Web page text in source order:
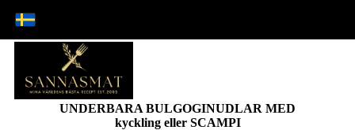
UNDERBARA BULGOGINUDLAR MED
kyckling eller SCAMPI